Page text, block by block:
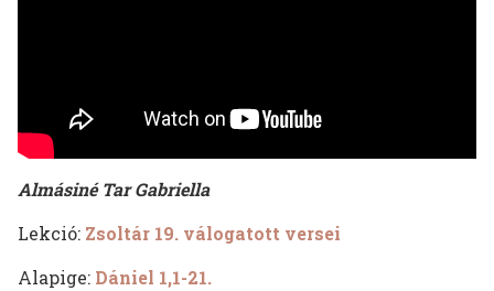
Almásiné Tar Gabriella
Lekció: Zsoltár 19. válogatott versei
Alapige: Dániel 1,1-21.